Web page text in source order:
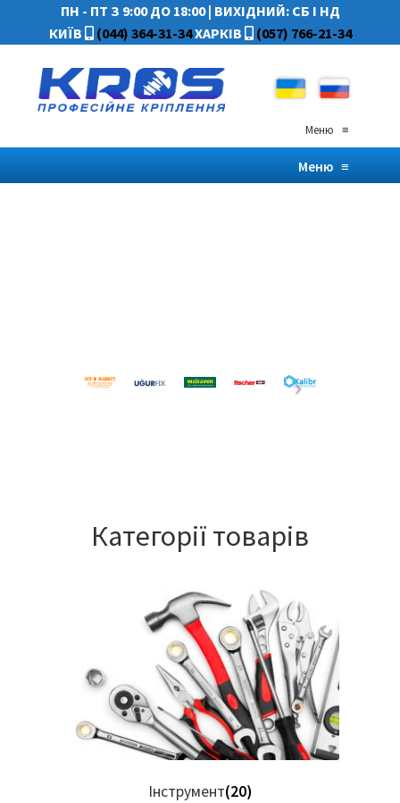
ПН - ПТ З 9:00 ДО 18:00| ВИХІДНИЙ: СБ І НД
КИЇВ
(044) 364-31-34ХАРКІВ (057) 766-21-34
Меню≡
Меню≡
Категорії товарів
Інструмент(20)